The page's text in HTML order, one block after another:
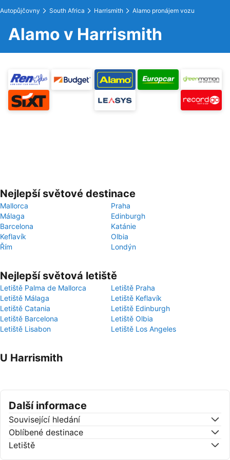
Autopůjčovny South Africa Harrismith Alamo pronájem vozu
Alamo v Harrismith
Nejlepší světové destinace
Mallorca
Praha
Málaga
Edinburgh
Barcelona
Katánie
Keflavík
Olbia
Řím
Londýn
Nejlepší světová letiště
Letiště Palma de Mallorca
Letiště Praha
Letiště Málaga
Letiště Keflavík
Letiště Catania
Letiště Edinburgh
Letiště Barcelona
Letiště Olbia
Letiště Lisabon
Letiště Los Angeles
U Harrismith
Další informace
Související hledání
Oblíbené destinace
Letiště